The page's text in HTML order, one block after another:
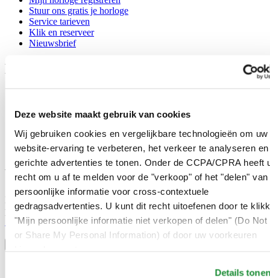
Deze website maakt gebruik van cookies
Wij gebruiken cookies en vergelijkbare technologieën om uw
website-ervaring te verbeteren, het verkeer te analyseren en
gerichte advertenties te tonen. Onder de CCPA/CPRA heeft
recht om u af te melden voor de "verkoop" of het "delen" van
persoonlijke informatie voor cross-contextuele
gedragsadvertenties. U kunt dit recht uitoefenen door te
"Mijn persoonlijke informatie niet verkopen of delen" (Do Not
or Share My Personal Information) of door uw voorkeuren
Details
Stuur ons gratis je horloge
Service tarieven
Klik en reserveer
Nieuwsbrief
Legal
Cookie meldingen
Verkoopvoorwaarden
Herroeping van de overeenkomst
Word lid van de CERTINA club
Meld je aan en ontvang exclusieve aanbiedingen en
productrecensies
Schrijf je in!
Selecteer een land/regio